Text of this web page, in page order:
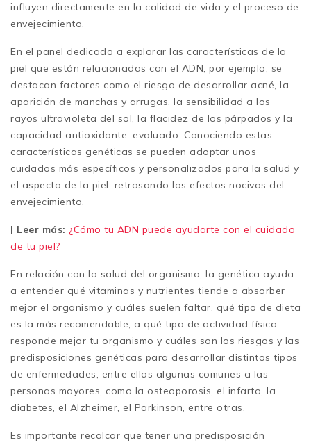
influyen directamente en la calidad de vida y el proceso de
envejecimiento.
En el panel dedicado a explorar las características de la
piel que están relacionadas con el ADN, por ejemplo, se
destacan factores como el riesgo de desarrollar acné, la
aparición de manchas y arrugas, la sensibilidad a los
rayos ultravioleta del sol, la flacidez de los párpados y la
capacidad antioxidante. evaluado. Conociendo estas
características genéticas se pueden adoptar unos
cuidados más específicos y personalizados para la salud y
el aspecto de la piel, retrasando los efectos nocivos del
envejecimiento.
| Leer más: ¿Cómo tu ADN puede ayudarte con el cuidado
de tu piel?
En relación con la salud del organismo, la genética ayuda
a entender qué vitaminas y nutrientes tiende a absorber
mejor el organismo y cuáles suelen faltar, qué tipo de dieta
es la más recomendable, a qué tipo de actividad física
responde mejor tu organismo y cuáles son los riesgos y las
predisposiciones genéticas para desarrollar distintos tipos
de enfermedades, entre ellas algunas comunes a las
personas mayores, como la osteoporosis, el infarto, la
diabetes, el Alzheimer, el Parkinson, entre otras.
Es importante recalcar que tener una predisposición